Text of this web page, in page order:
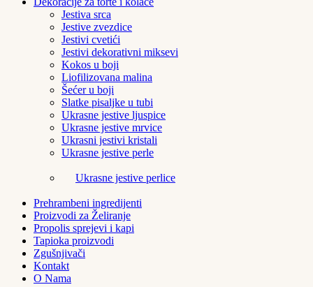
Jestiva srca
Jestive zvezdice
Jestivi cvetići
Jestivi dekorativni miksevi
Kokos u boji
Liofilizovana malina
Šećer u boji
Slatke pisaljke u tubi
Ukrasne jestive ljuspice
Ukrasne jestive mrvice
Ukrasni jestivi kristali
Ukrasne jestive perle
Ukrasne jestive perlice
Prehrambeni ingredijenti
Proizvodi za Želiranje
Propolis sprejevi i kapi
Tapioka proizvodi
Zgušnjivači
Kontakt
O Nama